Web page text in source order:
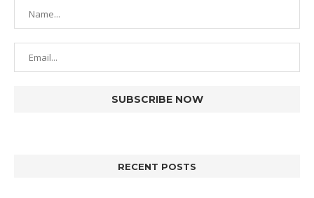
RECENT POSTS